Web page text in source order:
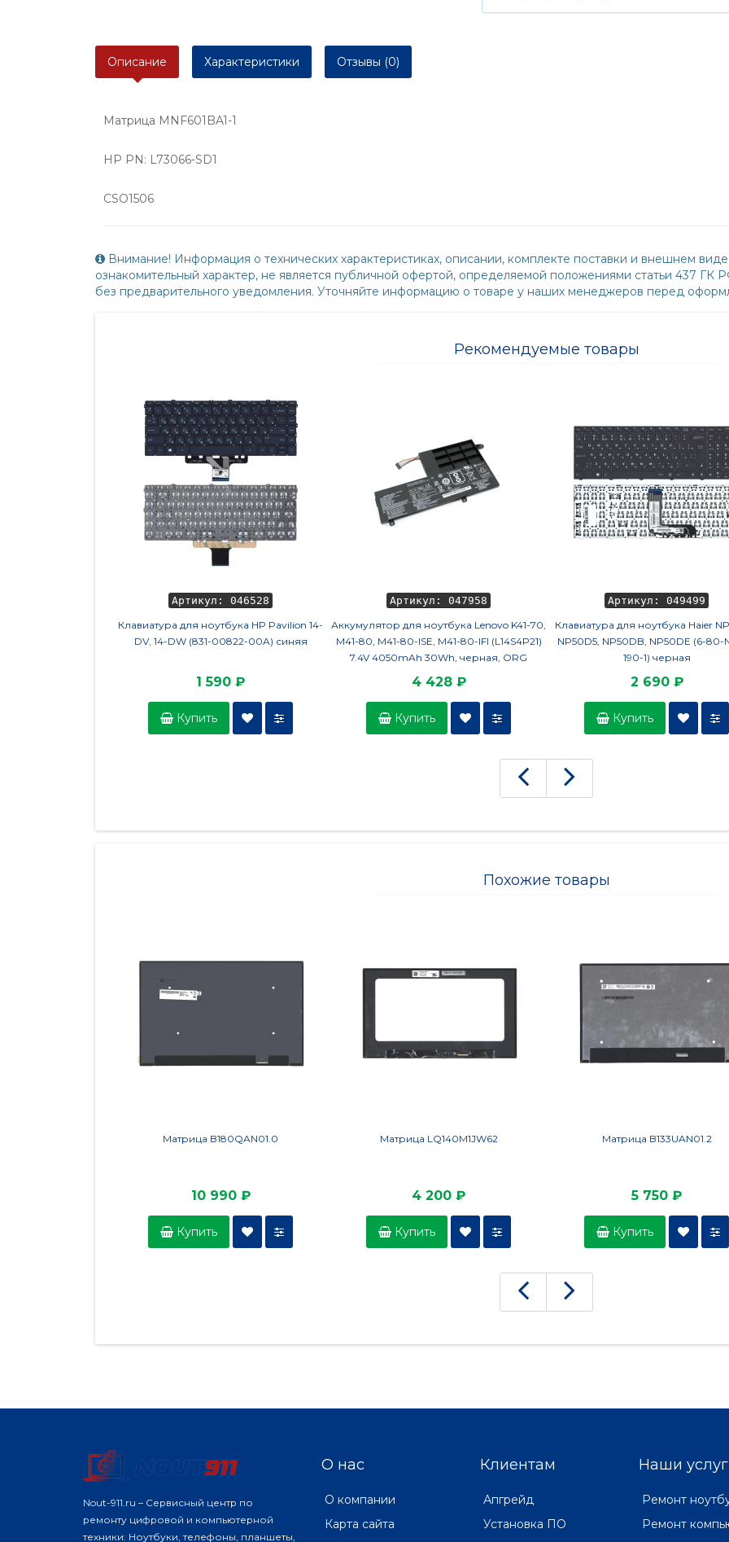
Описание Характеристики Отзывы (0)
Матрица MNF601BA1-1
HP PN: L73066-SD1
CSO1506
Внимание! Информация о технических характеристиках, описании, комплекте поставки и внешнем
ознакомительный характер, не является публичной офертой, определяемой положениями статьи 437
без предварительного уведомления. Уточняйте информацию о товаре у наших менеджеров перед
Рекомендуемые товары
Артикул: 046528
Клавиатура для ноутбука HP Pavilion 14-
DV, 14-DW (831-00822-00A) синяя
1 590 ₽
Купить
Артикул: 047958
Аккумулятор для ноутбука Lenovo K41-70,
M41-80, M41-80-ISE, M41-80-IFI (L14S4P21)
7.4V 4050mAh 30Wh, черная, ORG
4 428 ₽
Купить
Артикул: 049499
Клавиатура для ноутбука Haier
NP50D5, NP50DB, NP50DE (6-80-
190-1) черная
2 690 ₽
Купить
Похожие товары
Матрица B180QAN01.0
10 990 ₽
Купить
Матрица LQ140M1JW62
4 200 ₽
Купить
Матрица B133UAN01.2
5 750 ₽
Купить
Nout-911.ru – Сервисный центр по
ремонту цифровой и компьютерной
техники: Ноутбуки, телефоны, планшеты,
О нас
О компании
Карта сайта
Клиентам
Апгрейд
Установка ПО
Наши
Ремонт
Ремонт